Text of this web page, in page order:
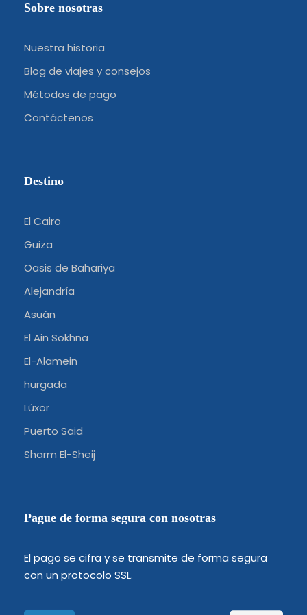
Sobre nosotras
Nuestra historia
Blog de viajes y consejos
Métodos de pago
Contáctenos
Destino
El Cairo
Guiza
Oasis de Bahariya
Alejandría
Asuán
El Ain Sokhna
El-Alamein
hurgada
Lúxor
Puerto Said
Sharm El-Sheij
Pague de forma segura con nosotras
El pago se cifra y se transmite de forma segura
con un protocolo SSL.